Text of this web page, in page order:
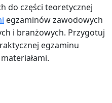
do części teoretycznej
egzaminów zawodowych
i branżowych. Przygotuj
egzaminu